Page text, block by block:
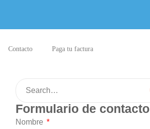
Contacto Paga tu factura
Formulario de contacto
Nombre